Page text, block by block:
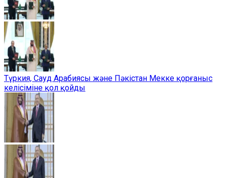
Түркия, Сауд Арабиясы және Пәкістан Мекке қорғаныс
келісіміне қол қойды